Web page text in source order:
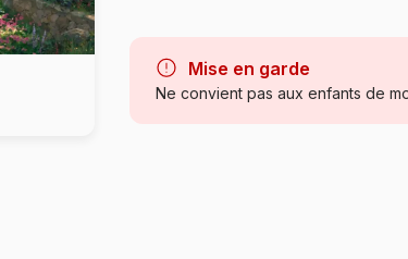
Catégorie
Age
Mise en garde
Ne convient pas aux enfants de